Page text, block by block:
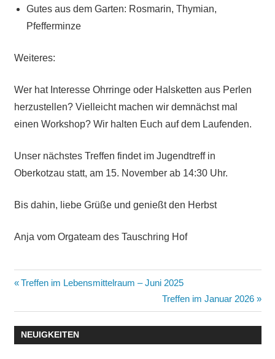
Gutes aus dem Garten: Rosmarin, Thymian,
Pfefferminze
Weiteres:
Wer hat Interesse Ohrringe oder Halsketten aus Perlen
herzustellen? Vielleicht machen wir demnächst mal
einen Workshop? Wir halten Euch auf dem Laufenden.
Unser nächstes Treffen findet im Jugendtreff in
Oberkotzau statt, am 15. November ab 14:30 Uhr.
Bis dahin, liebe Grüße und genießt den Herbst
Anja vom Orgateam des Tauschring Hof
Beitragsnavigation
Vorheriger
Treffen im Lebensmittelraum – Juni 2025
Nächster
Beitrag:
Treffen im Januar 2026
NEUIGKEITEN